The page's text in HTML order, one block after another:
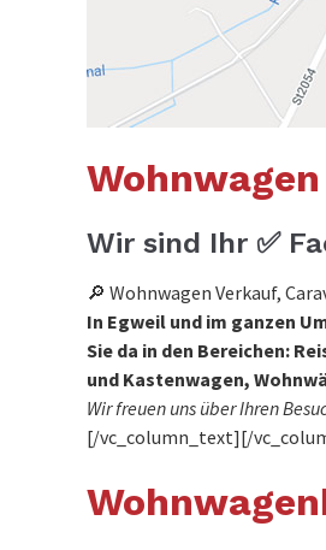
Wir sind Ihr ✅
🔎 Wohnwagen Verkauf,
In Egweil und im ganzen
Sie da in den Bereichen:
und Kastenwagen,
Wir freuen uns über Ihren
[/vc_column_text][/